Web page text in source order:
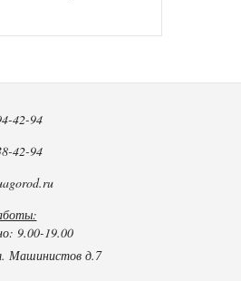
42-94
42-94
9.00-19.00
Машинистов д.7